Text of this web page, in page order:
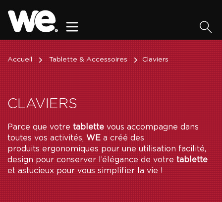
Accueil Tablette & Accessoires Claviers
CLAVIERS
Parce que votretablettevous accompagne dans
toutes vos activités,WEa créé des
produits ergonomiques pour une utilisation facilité,
design pour conserver l’élégance de votretablette
et astucieux pour vous simplifier la vie !